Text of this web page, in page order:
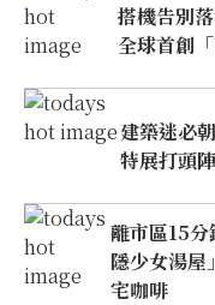
搭機告別
全球首創
建築迷必
特展打頭
離市區15
隱少女湯屋
宅咖啡